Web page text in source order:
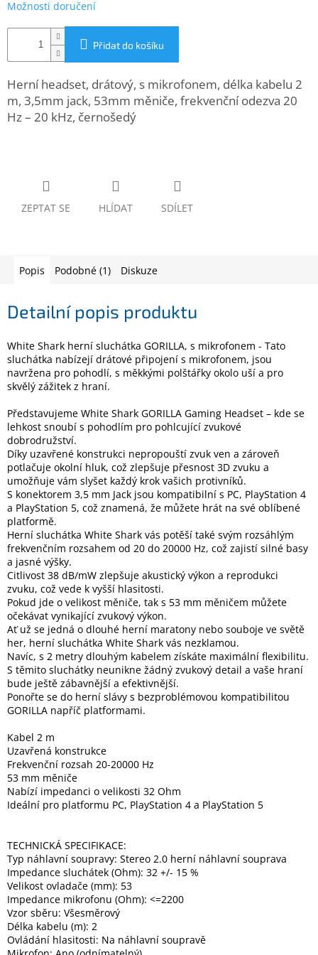
www.inpraise.cz
a
zahrada
a
notebooky
Elektronika
Domácnost
%
Black
Friday
VÝPRODEJ
Akční
zboží
TONERY
A
CARTRIDGE
OEM
Sestavy
počítačů
Inpraise
Kamerové
systémy
MILESIGHT
Doprodej
Přihlášení
Možnosti doručení
Přidat do košíku
Herní headset, drátový, s mikrofonem, délka kabelu 2
m, 3,5mm jack, 53mm měniče, frekvenční odezva 20
Hz – 20 kHz, černošedý
ZEPTAT SE HLÍDAT SDÍLET
Popis Podobné (1) Diskuze
Detailní popis produktu
White Shark herní sluchátka GORILLA, s mikrofonem - Tato
sluchátka nabízejí drátové připojení s mikrofonem, jsou
navržena pro pohodlí, s měkkými polštářky okolo uší a pro
skvělý zážitek z hraní.
Představujeme White Shark GORILLA Gaming Headset – kde se
lehkost snoubí s pohodlím pro pohlcující zvukové
dobrodružství.
Díky uzavřené konstrukci nepropouští zvuk ven a zároveň
potlačuje okolní hluk, což zlepšuje přesnost 3D zvuku a
umožňuje vám slyšet každý krok vašich protivníků.
S konektorem 3,5 mm Jack jsou kompatibilní s PC, PlayStation 4
a PlayStation 5, což znamená, že můžete hrát na své oblíbené
platformě.
Herní sluchátka White Shark vás potěší také svým rozsáhlým
frekvenčním rozsahem od 20 do 20000 Hz, což zajistí silné basy
a jasné výšky.
Citlivost 38 dB/mW zlepšuje akustický výkon a reprodukci
zvuku, což vede k vyšší hlasitosti.
Pokud jde o velikost měniče, tak s 53 mm měničem můžete
očekávat vynikající zvukový výkon.
Ať už se jedná o dlouhé herní maratony nebo souboje ve světě
her, herní sluchátka White Shark vás nezklamou.
Navíc, s 2 metry dlouhým kabelem získáte maximální flexibilitu.
S těmito sluchátky neunikne žádný zvukový detail a vaše hraní
bude ještě zábavnější a efektivnější.
Ponořte se do herní slávy s bezproblémovou kompatibilitou
GORILLA napříč platformami.
Kabel 2 m
Uzavřená konstrukce
Frekvenční rozsah 20-20000 Hz
53 mm měniče
Nabízí impedanci o velikosti 32 Ohm
Ideální pro platformu PC, PlayStation 4 a PlayStation 5
TECHNICKÁ SPECIFIKACE:
Typ náhlavní soupravy: Stereo 2.0 herní náhlavní souprava
Impedance sluchátek (Ohm): 32 +/- 15 %
Velikost ovladače (mm): 53
Impedance mikrofonu (Ohm): <=2200
Vzor sběru: Všesměrový
Délka kabelu (m): 2
Ovládání hlasitosti: Na náhlavní soupravě